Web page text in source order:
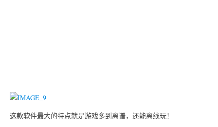
这款软件最大的特点就是游戏多到离谱，还能离线玩！